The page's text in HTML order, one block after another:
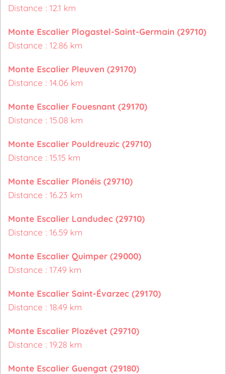
Distance : 12.1 km
Monte Escalier Plogastel-Saint-Germain (29710)
Distance : 12.86 km
Monte Escalier Pleuven (29170)
Distance : 14.06 km
Monte Escalier Fouesnant (29170)
Distance : 15.08 km
Monte Escalier Pouldreuzic (29710)
Distance : 15.15 km
Monte Escalier Plonéis (29710)
Distance : 16.23 km
Monte Escalier Landudec (29710)
Distance : 16.59 km
Monte Escalier Quimper (29000)
Distance : 17.49 km
Monte Escalier Saint-Évarzec (29170)
Distance : 18.49 km
Monte Escalier Plozévet (29710)
Distance : 19.28 km
Monte Escalier Guengat (29180)